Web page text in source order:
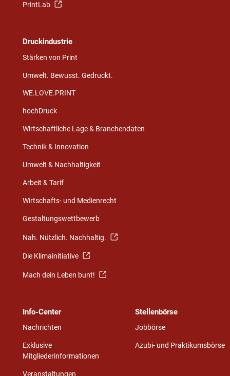
PrintLab
Druckindustrie
Stärken von Print
Umwelt. Bewusst. Gedruckt.
WE.LOVE.PRINT
hochDruck
Wirtschaftliche Lage & Branchendaten
Technik & Innovation
Umwelt & Nachhaltigkeit
Arbeit & Tarif
Wirtschafts- und Medienrecht
Gestaltungswettbewerb
Nah. Nützlich. Nachhaltig.
Die Klimainitiative
Mach dein Leben bunt!
Info-Center
Nachrichten
Exklusive
Mitgliederinformationen
Stellenbörse
Jobbörse
Azubi- und Praktikumsbörse